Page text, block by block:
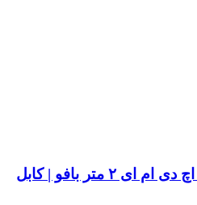
HDMI 2M BAFO | کابل اچ دی ام ای ۲ متر بافو | کابل